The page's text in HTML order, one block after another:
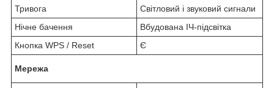
Тривога
Світловий і звуковий сигнали
Нічне бачення
Вбудована ІЧ-підсвітка
Кнопка WPS / Reset
Є
Мережа